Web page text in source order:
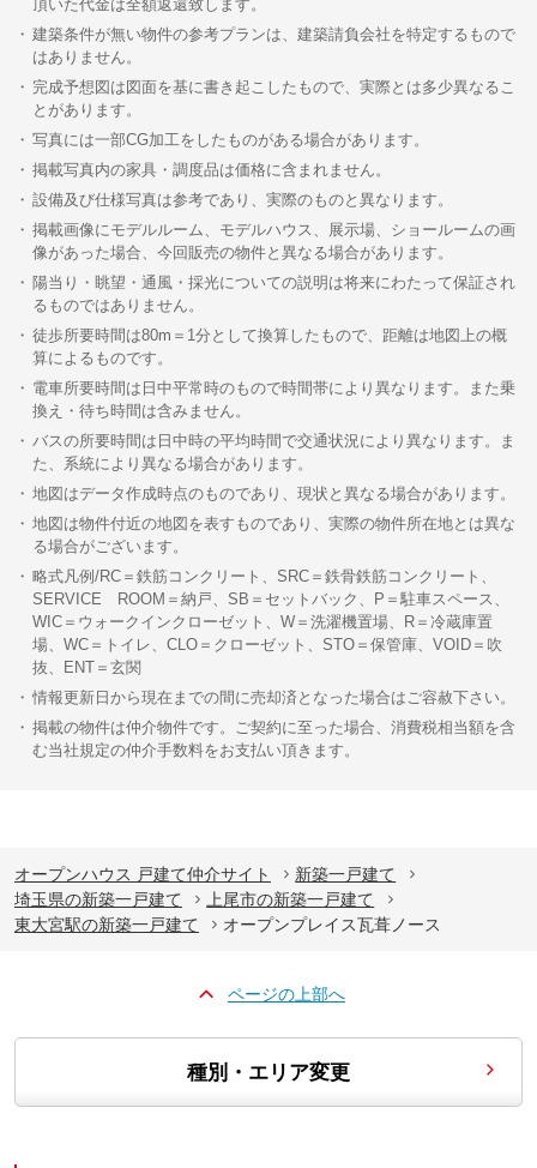
頂いた代金は全額返還致します。
建築条件が無い物件の参考プランは、建築請負会社を特定するもので
はありません。
完成予想図は図面を基に書き起こしたもので、実際とは多少異なるこ
とがあります。
写真には一部CG加工をしたものがある場合があります。
掲載写真内の家具・調度品は価格に含まれません。
設備及び仕様写真は参考であり、実際のものと異なります。
掲載画像にモデルルーム、モデルハウス、展示場、ショールームの画
像があった場合、今回販売の物件と異なる場合があります。
陽当り・眺望・通風・採光についての説明は将来にわたって保証され
るものではありません。
徒歩所要時間は80m＝1分として換算したもので、距離は地図上の概
算によるものです。
電車所要時間は日中平常時のもので時間帯により異なります。また乗
換え・待ち時間は含みません。
バスの所要時間は日中時の平均時間で交通状況により異なります。ま
た、系統により異なる場合があります。
地図はデータ作成時点のものであり、現状と異なる場合があります。
地図は物件付近の地図を表すものであり、実際の物件所在地とは異な
る場合がございます。
略式凡例/RC＝鉄筋コンクリート、SRC＝鉄骨鉄筋コンクリート、
SERVICE ROOM＝納戸、SB＝セットバック、P＝駐車スペース、
WIC＝ウォークインクローゼット、W＝洗濯機置場、R＝冷蔵庫置
場、WC＝トイレ、CLO＝クローゼット、STO＝保管庫、VOID＝吹
抜、ENT＝玄関
情報更新日から現在までの間に売却済となった場合はご容赦下さい。
掲載の物件は仲介物件です。ご契約に至った場合、消費税相当額を含
む当社規定の仲介手数料をお支払い頂きます。
オープンハウス 戸建て仲介サイト
新築一戸建て
埼玉県の新築一戸建て
上尾市の新築一戸建て
東大宮駅の新築一戸建て
オープンプレイス瓦葺ノース
ページの上部へ
種別・エリア変更